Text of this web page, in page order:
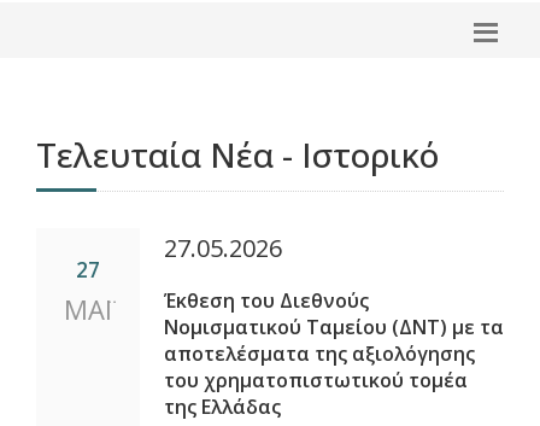
Τελευταία Νέα - Ιστορικό
27
ΜΑΪ
27.05.2026
Έκθεση του Διεθνούς
Νομισματικού Ταμείου (ΔΝΤ) με τα
αποτελέσματα της αξιολόγησης
του χρηματοπιστωτικού τομέα
της Ελλάδας